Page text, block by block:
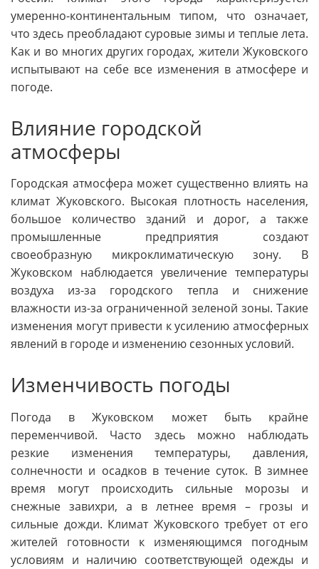
умеренно-континентальным типом, что означает,
что здесь преобладают суровые зимы и теплые лета.
Как и во многих других городах, жители Жуковского
испытывают на себе все изменения в атмосфере и
погоде.
Влияние городской
атмосферы
Городская атмосфера может существенно влиять на
климат Жуковского. Высокая плотность населения,
большое количество зданий и дорог, а также
промышленные предприятия создают
своеобразную микроклиматическую зону. В
Жуковском наблюдается увеличение температуры
воздуха из-за городского тепла и снижение
влажности из-за ограниченной зеленой зоны. Такие
изменения могут привести к усилению атмосферных
явлений в городе и изменению сезонных условий.
Изменчивость погоды
Погода в Жуковском может быть крайне
переменчивой. Часто здесь можно наблюдать
резкие изменения температуры, давления,
солнечности и осадков в течение суток. В зимнее
время могут происходить сильные морозы и
снежные завихри, а в летнее время – грозы и
сильные дожди. Климат Жуковского требует от его
жителей готовности к изменяющимся погодным
условиям и наличию соответствующей одежды и